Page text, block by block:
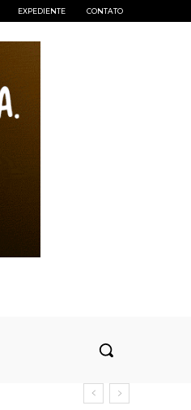
EXPEDIENTE CONTATO